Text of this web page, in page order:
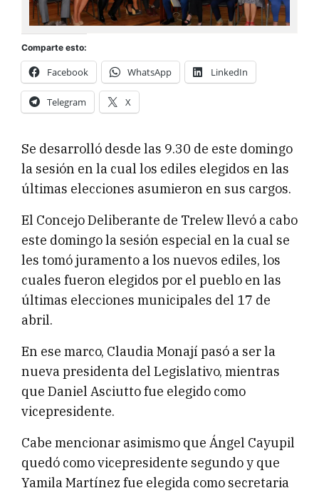
Comparte esto:
Facebook WhatsApp LinkedIn
Telegram X
Se desarrolló desde las 9.30 de este domingo
la sesión en la cual los ediles elegidos en las
últimas elecciones asumieron en sus cargos.
El Concejo Deliberante de Trelew llevó a cabo
este domingo la sesión especial en la cual se
les tomó juramento a los nuevos ediles, los
cuales fueron elegidos por el pueblo en las
últimas elecciones municipales del 17 de
abril.
En ese marco, Claudia Monají pasó a ser la
nueva presidenta del Legislativo, mientras
que Daniel Asciutto fue elegido como
vicepresidente.
Cabe mencionar asimismo que Ángel Cayupil
quedó como vicepresidente segundo y que
Yamila Martínez fue elegida como secretaria